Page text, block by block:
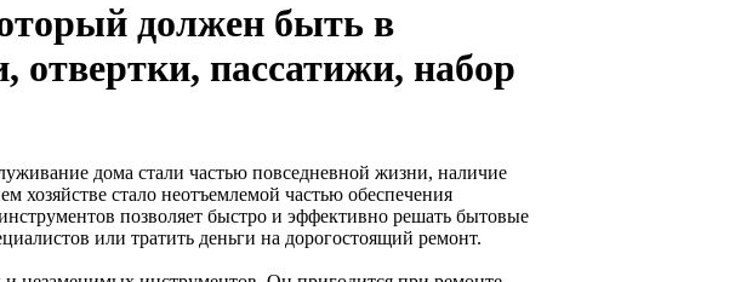
должен быть в
пассатижи, набор
дома стали частью повседневной жизни, наличие
хозяйстве стало неотъемлемой частью обеспечения
позволяет быстро и эффективно решать бытовые
или тратить деньги на дорогостоящий ремонт.